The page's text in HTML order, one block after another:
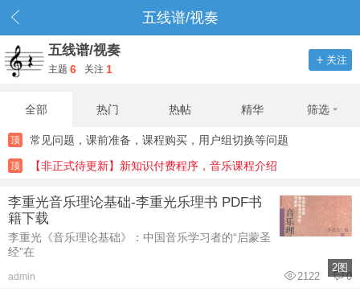
五线谱/视奏
五线谱/视奏
主题 6 关注 1
关注
全部 热门 热帖 精华 筛选
顶 常见问题，课前准备，课程购买，用户组切换等问题
顶 【非正式待更新】新知识付费程序，音乐课程介绍
2图
李重光音乐理论基础-李重光乐理书 PDF书
籍下载
李重光《音乐理论基础》：中国音乐学习者的“启蒙圣
经”在
admin 0
2122